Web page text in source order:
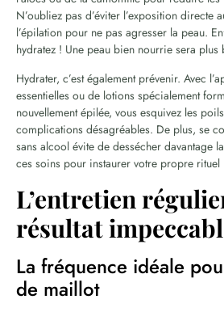
N’oubliez pas d’éviter l’exposition directe
l’épilation pour ne pas agresser la peau.
hydratez ! Une peau bien nourrie sera plus
Hydrater, c’est également prévenir. Avec
essentielles ou de lotions spécialement
nouvellement épilée, vous esquivez les
complications désagréables. De plus, se
sans alcool évite de dessécher davantage
ces soins pour instaurer votre propre rituel
L’entretien
résultat
La fréquence idéale
de maillot